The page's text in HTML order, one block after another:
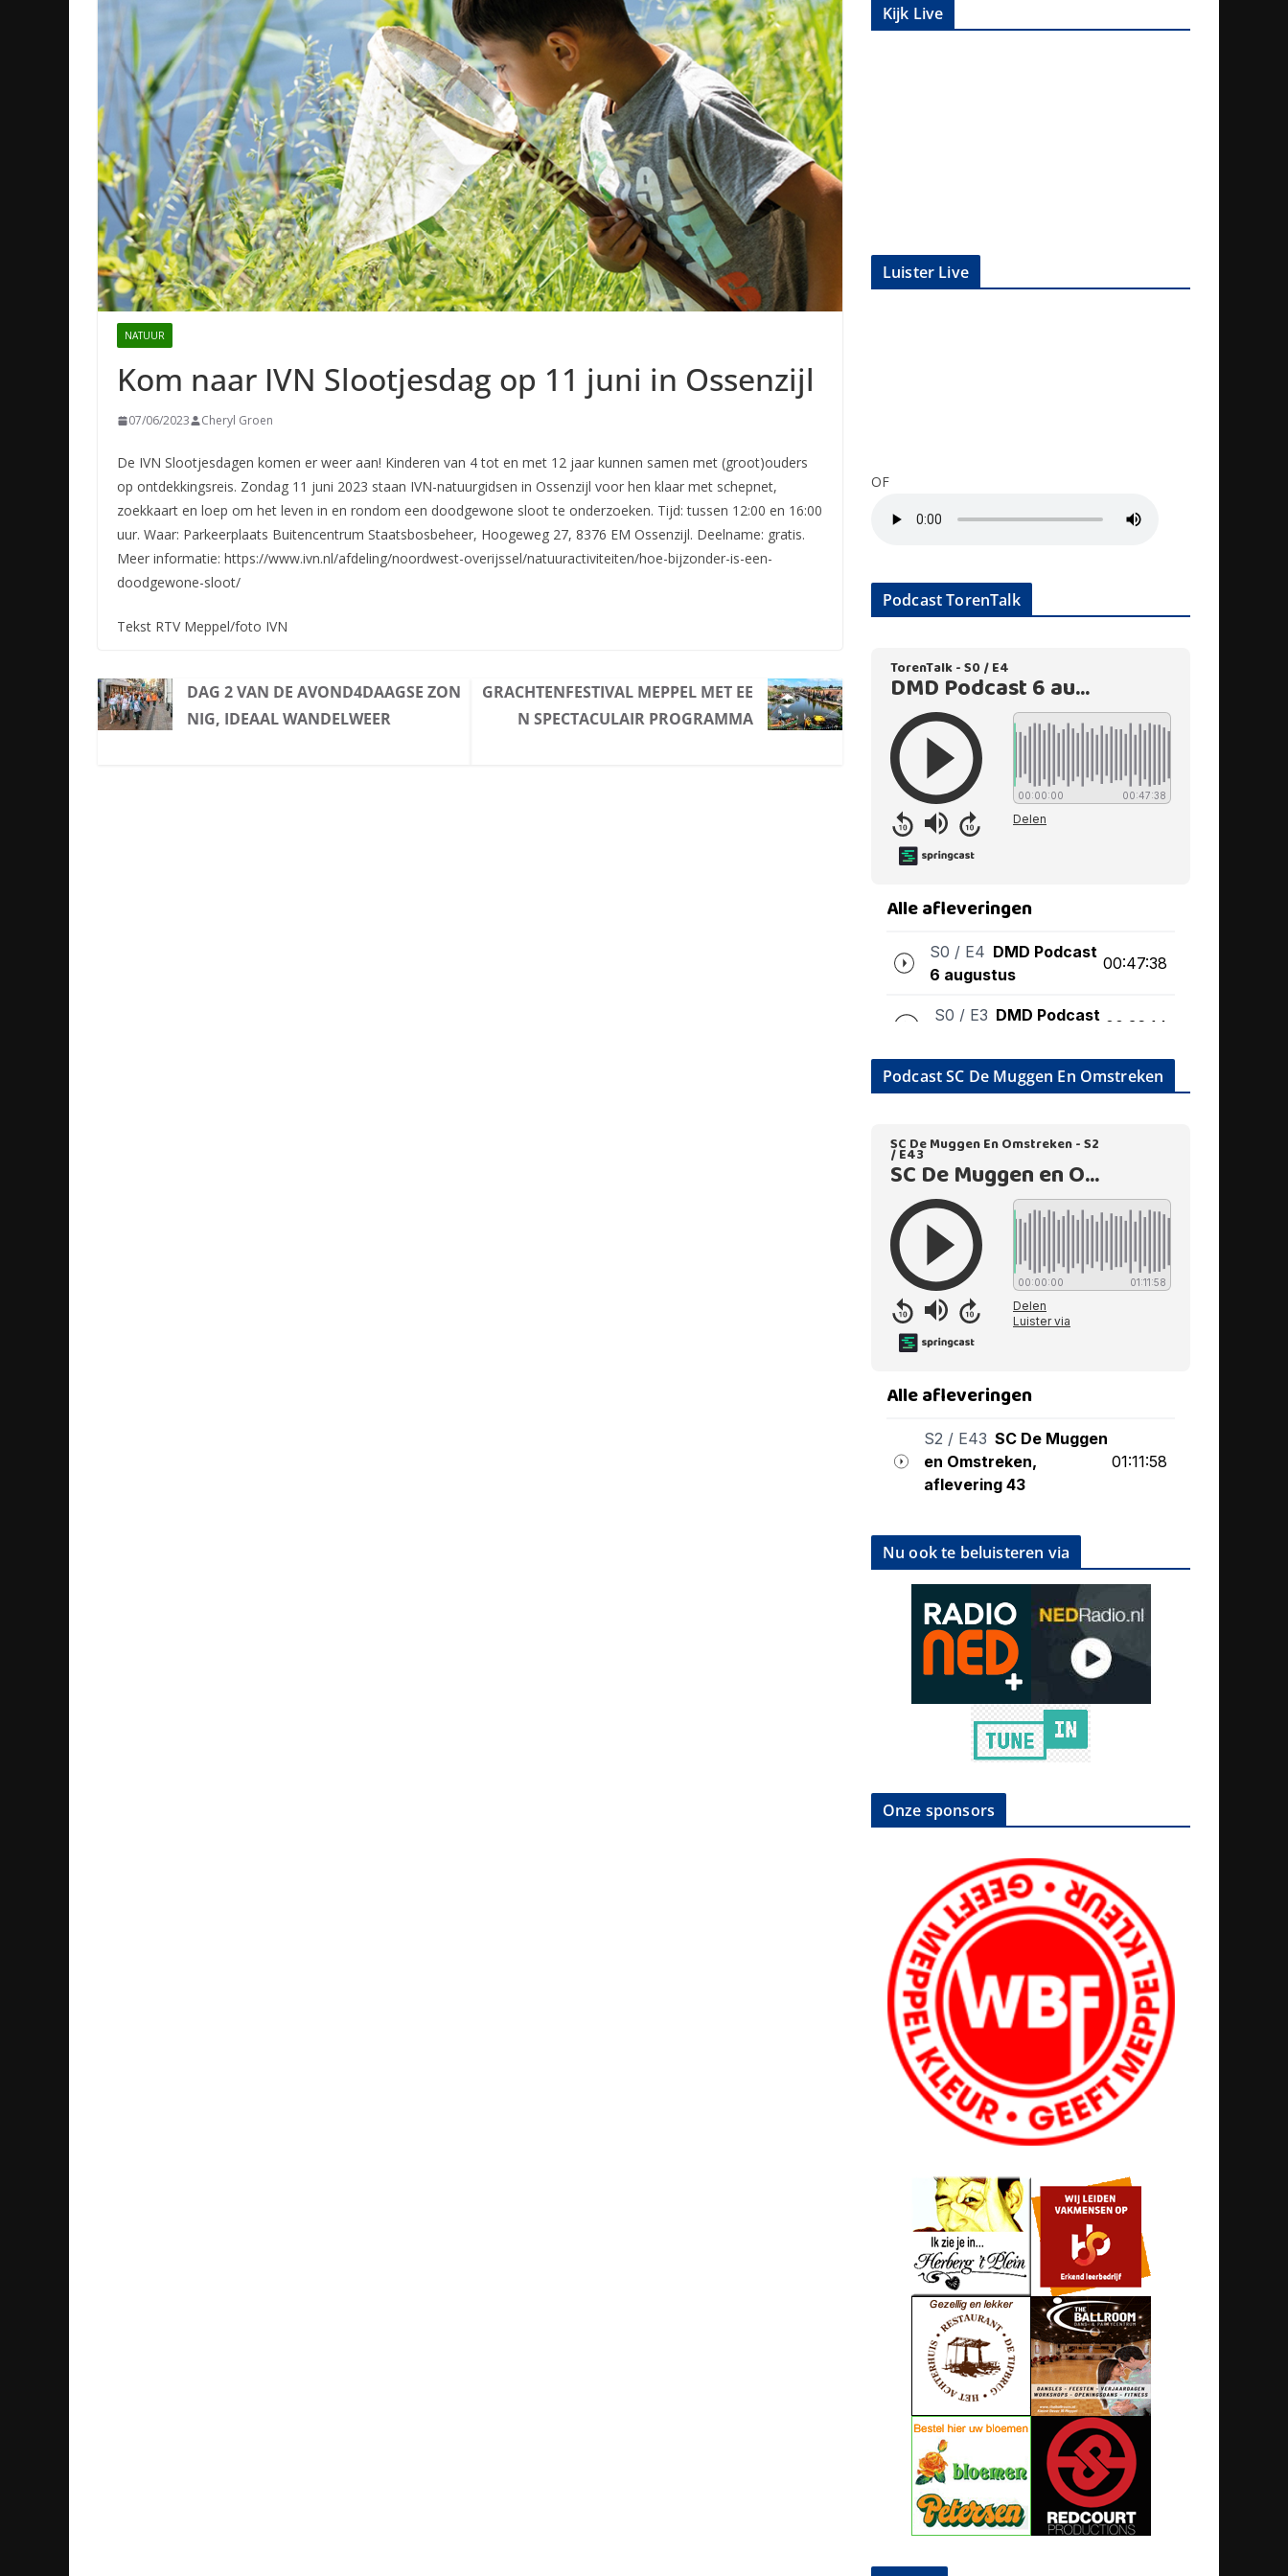
NATUUR
Kom naar IVN Slootjesdag op 11 juni in Ossenzijl
07/06/2023 Cheryl Groen
De IVN Slootjesdagen komen er weer aan! Kinderen van 4 tot en met 12 jaar kunnen samen met (groot)ouders
op ontdekkingsreis. Zondag 11 juni 2023 staan IVN-natuurgidsen in Ossenzijl voor hen klaar met schepnet,
zoekkaart en loep om het leven in en rondom een doodgewone sloot te onderzoeken. Tijd: tussen 12:00 en 16:00
uur. Waar: Parkeerplaats Buitencentrum Staatsbosbeheer, Hoogeweg 27, 8376 EM Ossenzijl. Deelname: gratis.
Meer informatie: https://www.ivn.nl/afdeling/noordwest-overijssel/natuuractiviteiten/hoe-bijzonder-is-een-
doodgewone-sloot/
Tekst RTV Meppel/foto IVN
DAG 2 VAN DE AVOND4DAAGSE ZON
NIG, IDEAAL WANDELWEER
GRACHTENFESTIVAL MEPPEL MET EE
N SPECTACULAIR PROGRAMMA
Kijk Live
Luister Live
OF
Podcast TorenTalk
Podcast SC De Muggen En Omstreken
Nu ook te beluisteren via
Onze sponsors